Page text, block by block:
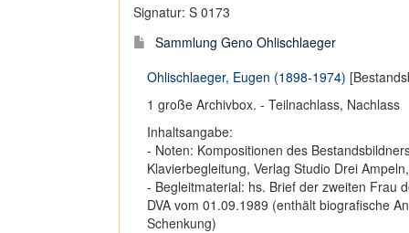
Signatur: S 0173
Sammlung Geno Ohlischlaeger
Ohlischlaeger, Eugen (1898-1974)
1 große Archivbox. - Teilnachlass, Nachlass
Inhaltsangabe:
- Noten: Kompositionen des
Klavierbegleitung, Verlag Studio Drei
- Begleitmaterial: hs. Brief der zweiten Frau
DVA vom 01.09.1989 (enthält biografische
Schenkung)